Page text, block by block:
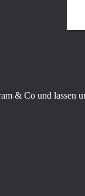
& Co und lassen